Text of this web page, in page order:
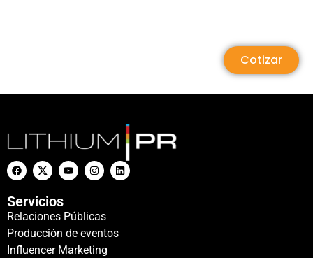
Cotizar
Servicios
Relaciones Públicas
Producción de eventos
Influencer Marketing